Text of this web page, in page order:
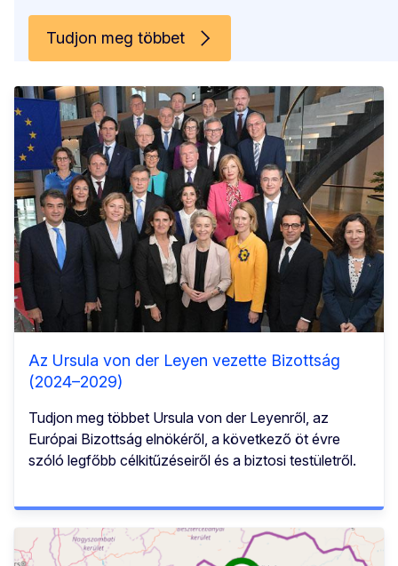
Tudjon meg többet
Az Ursula von der Leyen vezette Bizottság
(2024–2029)
Tudjon meg többet Ursula von der Leyenről, az
Európai Bizottság elnökéről, a következő öt évre
szóló legfőbb célkitűzéseiről és a biztosi testületről.